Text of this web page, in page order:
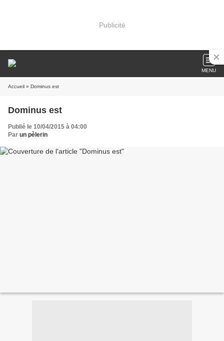
Publicité
MENU
Accueil » Dominus est
Dominus est
Publié le 10/04/2015 à 04:00
Par un pèlerin